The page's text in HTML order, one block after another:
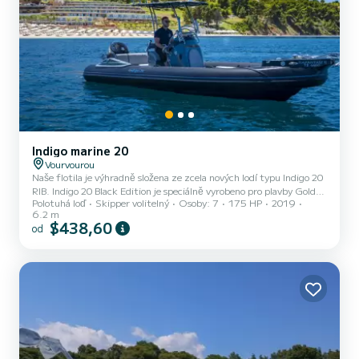
Indigo marine 20
Vourvourou
Naše flotila je výhradně složena ze zcela nových lodí typu Indigo 20
RIB. Indigo 20 Black Edition je speciálně vyrobeno pro plavby Golden
Rib. Pokud jste licencovaným provozovatelem, nabízíme vám výběr
moderního a zcela nového RIB, ve kterém se můžete plavit dál na
Chalkidiki. Indigo 20 je jedním z nejbezpečnějších RIB (Rigid
Polotuhá loď Skipper volitelný Osoby: 7 175 HP
2019
6.2 m
od $438,60